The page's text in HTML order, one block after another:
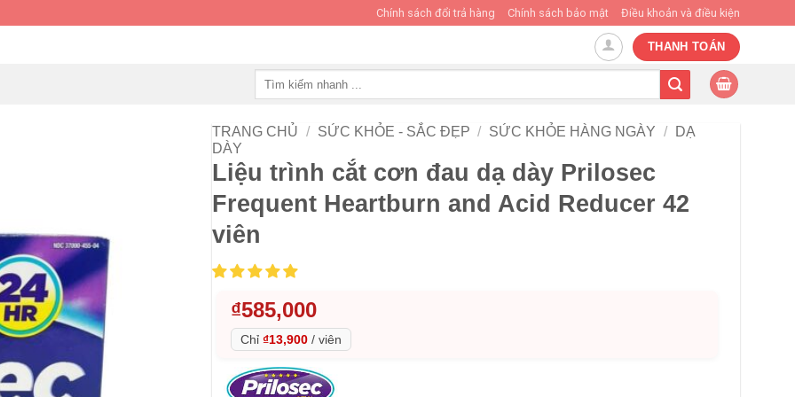
Chính sách đổi trả hàng Chính sách bảo mật Điều khoản và điều kiện
THANH TOÁN
TRANG CHỦ / SỨC KHỎE - SẮC ĐẸP / SỨC KHỎE HÀNG NGÀY /
DẠ
DÀY
Liệu trình cắt cơn đau dạ dày Prilosec
Frequent Heartburn and Acid Reducer 42
viên
₫585,000
Chỉ ₫13,900 / viên